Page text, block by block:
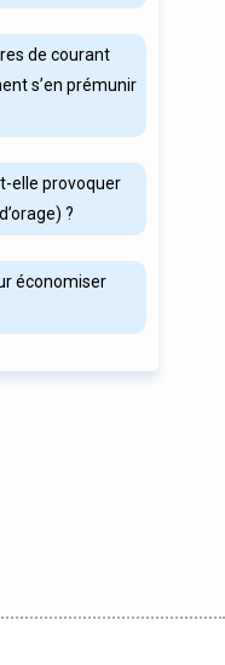
de courant
s’en prémunir
elle provoquer
?
économiser